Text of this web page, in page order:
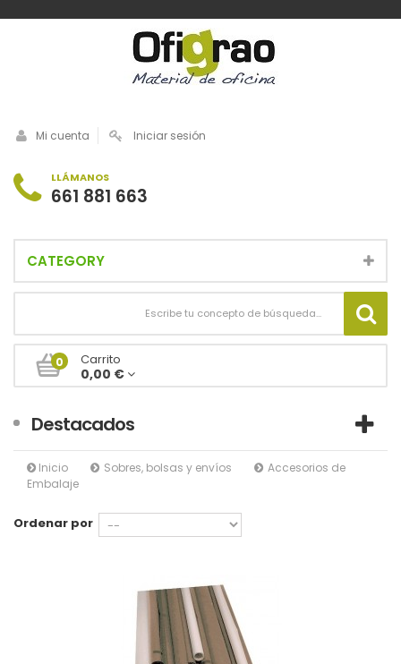
Mi cuenta Iniciar sesión
LLÁMANOS
661 881 663
CATEGORY
0 Carrito
0,00 €
Destacados
Inicio Sobres, bolsas y envíos
Accesorios de
Embalaje
Ordenar por